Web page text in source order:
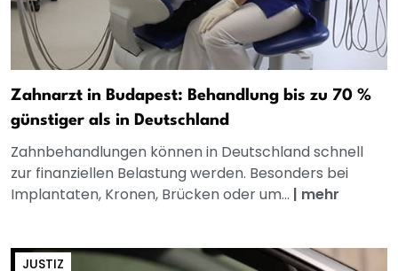
Zahnarzt in Budapest: Behandlung bis zu 70 %
günstiger als in Deutschland
Zahnbehandlungen können in Deutschland schnell
zur finanziellen Belastung werden. Besonders bei
Implantaten, Kronen, Brücken oder um... | mehr
JUSTIZ